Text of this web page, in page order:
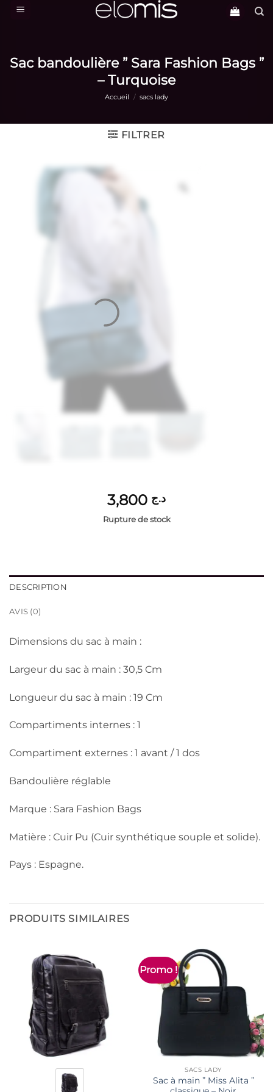
Passer
Sac bandoulière ” Sara Fashion Bags ”
– Turquoise
Accueil / sacs lady
FILTRER
د.ج
Rupture de stock
DESCRIPTION
AVIS (0)
Dimensions du sac à main :
Largeur du sac à main : 30,5 Cm
Longueur du sac à main : 19 Cm
Compartiments internes : 1
Compartiment externes : 1 avant / 1 dos
Bandoulière réglable
Marque : Sara Fashion Bags
Matière : Cuir Pu (Cuir synthétique souple et solide).
Pays : Espagne.
PRODUITS SIMILAIRES
Promo !
SACS LADY
Sac à main ” Miss Alita ”